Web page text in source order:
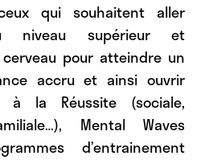
qui souhaitent aller
niveau supérieur et
pour atteindre un
accru et ainsi ouvrir
la Réussite (sociale,
Mental Waves
d’entrainement